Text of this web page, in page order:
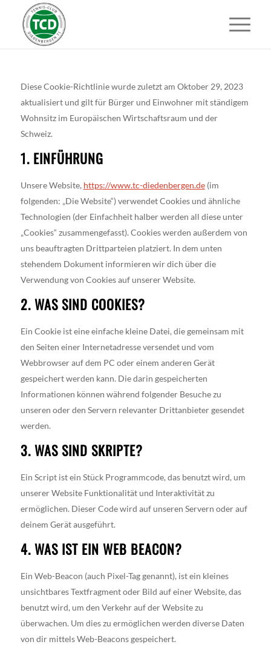
Diese Cookie-Richtlinie wurde zuletzt am Oktober 29, 2023
aktualisiert und gilt für Bürger und Einwohner mit ständigem
Wohnsitz im Europäischen Wirtschaftsraum und der
Schweiz.
1. EINFÜHRUNG
Unsere Website, https://www.tc-diedenbergen.de(im
folgenden: „Die Website“) verwendet Cookies und ähnliche
Technologien (der Einfachheit halber werden all diese unter
„Cookies“ zusammengefasst). Cookies werden außerdem von
uns beauftragten Drittparteien platziert. In dem unten
stehendem Dokument informieren wir dich über die
Verwendung von Cookies auf unserer Website.
2. WAS SIND COOKIES?
Ein Cookie ist eine einfache kleine Datei, die gemeinsam mit
den Seiten einer Internetadresse versendet und vom
Webbrowser auf dem PC oder einem anderen Gerät
gespeichert werden kann. Die darin gespeicherten
Informationen können während folgender Besuche zu
unseren oder den Servern relevanter Drittanbieter gesendet
werden.
3. WAS SIND SKRIPTE?
Ein Script ist ein Stück Programmcode, das benutzt wird, um
unserer Website Funktionalität und Interaktivität zu
ermöglichen. Dieser Code wird auf unseren Servern oder auf
deinem Gerät ausgeführt.
4. WAS IST EIN WEB BEACON?
Ein Web-Beacon (auch Pixel-Tag genannt), ist ein kleines
unsichtbares Textfragment oder Bild auf einer Website, das
benutzt wird, um den Verkehr auf der Website zu
überwachen. Um dies zu ermöglichen werden diverse Daten
von dir mittels Web-Beacons gespeichert.